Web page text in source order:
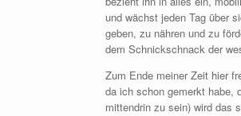
und wächst jeden Tag über
geben, zu nähren und zu
dem Schnickschnack der
Zum Ende meiner Zeit hier
da ich schon gemerkt habe,
mittendrin zu sein) wird das